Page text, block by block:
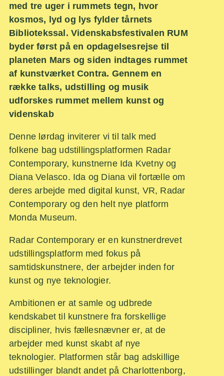
med tre uger i rummets tegn, hvor
kosmos, lyd og lys fylder tårnets
Bibliotekssal. Videnskabsfestivalen RUM
byder først på en opdagelsesrejse til
planeten Mars og siden indtages rummet
af kunstværket Contra. Gennem en
række talks, udstilling og musik
udforskes rummet mellem kunst og
videnskab
Denne lørdag inviterer vi til talk med
folkene bag udstillingsplatformen Radar
Contemporary, kunstnerne Ida Kvetny og
Diana Velasco. Ida og Diana vil fortælle om
deres arbejde med digital kunst, VR, Radar
Contemporary og den helt nye platform
Monda Museum.
Radar Contemporary er en kunstnerdrevet
udstillingsplatform med fokus på
samtidskunstnere, der arbejder inden for
kunst og nye teknologier.
Ambitionen er at samle og udbrede
kendskabet til kunstnere fra forskellige
discipliner, hvis fællesnævner er, at de
arbejder med kunst skabt af nye
teknologier. Platformen står bag adskillige
udstillinger blandt andet på Charlottenborg,